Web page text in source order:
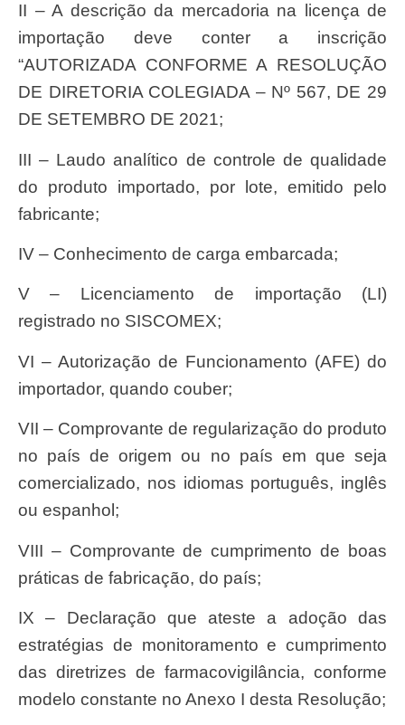
II – A descrição da mercadoria na licença de
importação deve conter a inscrição
“AUTORIZADA CONFORME A RESOLUÇÃO
DE DIRETORIA COLEGIADA – Nº 567, DE 29
DE SETEMBRO DE 2021;
III – Laudo analítico de controle de qualidade
do produto importado, por lote, emitido pelo
fabricante;
IV – Conhecimento de carga embarcada;
V – Licenciamento de importação (LI)
registrado no SISCOMEX;
VI – Autorização de Funcionamento (AFE) do
importador, quando couber;
VII – Comprovante de regularização do produto
no país de origem ou no país em que seja
comercializado, nos idiomas português, inglês
ou espanhol;
VIII – Comprovante de cumprimento de boas
práticas de fabricação, do país;
IX – Declaração que ateste a adoção das
estratégias de monitoramento e cumprimento
das diretrizes de farmacovigilância, conforme
modelo constante no Anexo I desta Resolução;